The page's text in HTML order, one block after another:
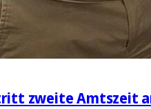
zweite Amtszeit